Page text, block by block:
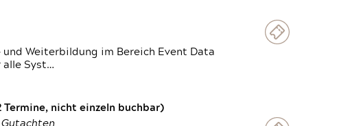
Weiterbildung im Bereich Event Data
alle Syst…
nicht einzeln buchbar)
Gutachten